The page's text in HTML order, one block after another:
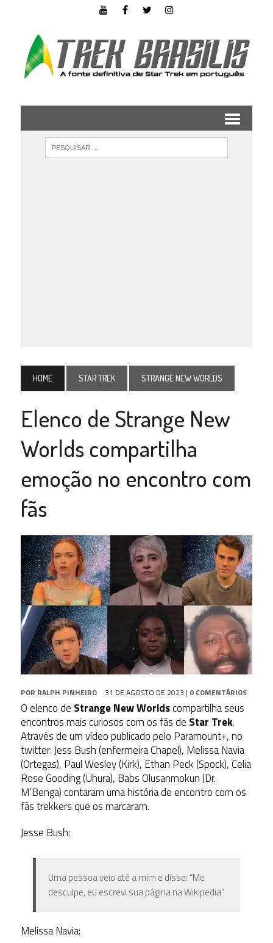
HOME STAR TREK STRANGE NEW WORLDS
Elenco de Strange New
Worlds compartilha
emoção no encontro com
fãs
POR RALPH PINHEIRO 31 DE AGOSTO DE 2023 | 0 COMENTÁRIOS
O elenco de Strange New Worldscompartilha seus
encontros mais curiosos ​​com os fãs de Star Trek.
Através de um vídeo publicado pelo Paramount+, no
twitter: Jess Bush (enfermeira Chapel), Melissa Navia
(Ortegas), Paul Wesley (Kirk), Ethan Peck (Spock), Celia
Rose Gooding (Uhura), Babs Olusanmokun (Dr.
M’Benga) contaram uma história de encontro com os
fãs trekkers que os marcaram.
Jesse Bush:
Uma pessoa veio até a mim e disse: “Me
desculpe, eu escrevi sua página na Wikipedia”
Melissa Navia: